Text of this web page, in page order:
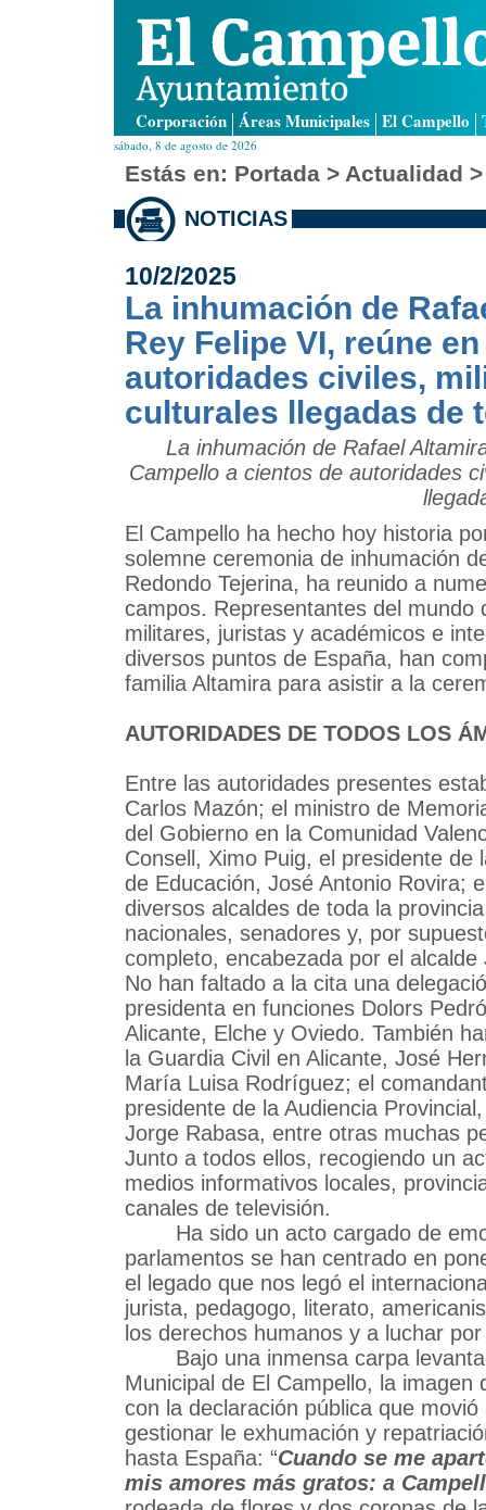
Corporación Áreas Municipales El Campello
sábado, 8 de agosto de 2026
Estás en: Portada > Actualidad
NOTICIAS
10/2/2025
La inhumación de
Rey Felipe VI, reúne
autoridades civiles,
culturales llegadas de
La inhumación de Rafael
Campello a cientos de autoridades
El Campello ha hecho hoy historia
solemne ceremonia de inhumación
Redondo Tejerina, ha reunido a
campos. Representantes del
militares, juristas y académicos e
diversos puntos de España, han
familia Altamira para asistir a la
AUTORIDADES DE TODOS LOS
Entre las autoridades presentes
Carlos Mazón; el ministro de
del Gobierno en la Comunidad
Consell, Ximo Puig, el presidente de
de Educación, José Antonio Rovira;
diversos alcaldes de toda la
nacionales, senadores y, por
completo, encabezada por el alcalde
No han faltado a la cita una
presidenta en funciones Dolors
Alicante, Elche y Oviedo. También
la Guardia Civil en Alicante, José
María Luisa Rodríguez; el
presidente de la Audiencia
Jorge Rabasa, entre otras muchas
Junto a todos ellos, recogiendo un
medios informativos locales,
canales de televisión.
Ha sido un acto cargado de
parlamentos se han centrado en
el legado que nos legó el
jurista, pedagogo, literato,
los derechos humanos y a luchar
Bajo una inmensa carpa
Municipal de El Campello, la
con la declaración pública que
gestionar le exhumación y
hasta España: “Cuando se me
mis amores más gratos: a